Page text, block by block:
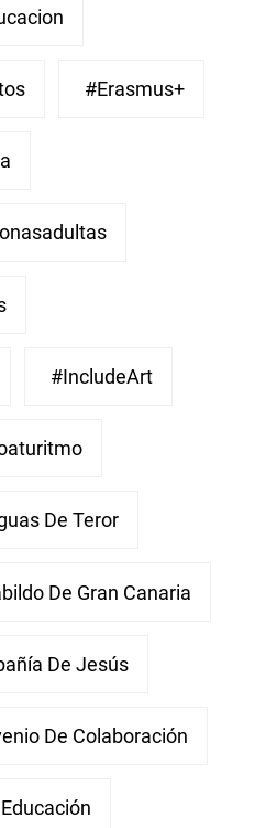
#Erasmus+
#IncludeArt
De Teror
De Gran Canaria
De Jesús
De Colaboración